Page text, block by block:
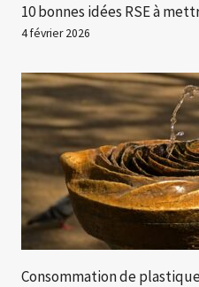
10 bonnes idées RSE à
4 février 2026
Consommation de